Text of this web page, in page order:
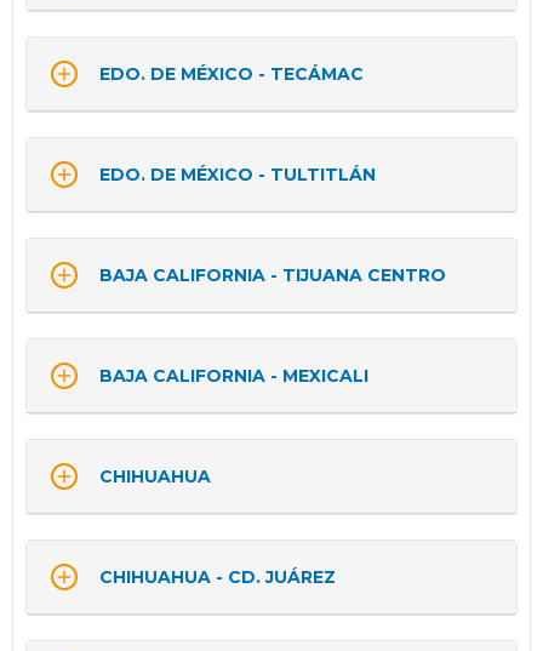
 EDO. DE MÉXICO - TECÁMAC
 EDO. DE MÉXICO - TULTITLÁN
 BAJA CALIFORNIA - TIJUANA CENTRO
 BAJA CALIFORNIA - MEXICALI
 CHIHUAHUA
 CHIHUAHUA - CD. JUÁREZ